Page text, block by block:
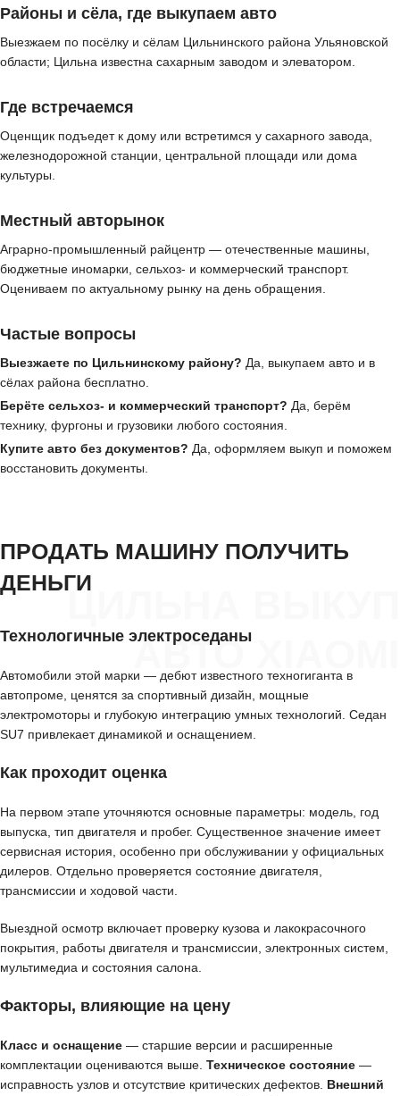
Районы и сёла, где выкупаем авто
Выезжаем по посёлку и сёлам Цильнинского района Ульяновской
области; Цильна известна сахарным заводом и элеватором.
Где встречаемся
Оценщик подъедет к дому или встретимся у сахарного завода,
железнодорожной станции, центральной площади или дома
культуры.
Местный авторынок
Аграрно-промышленный райцентр — отечественные машины,
бюджетные иномарки, сельхоз- и коммерческий транспорт.
Оцениваем по актуальному рынку на день обращения.
Частые вопросы
Выезжаете по Цильнинскому району? Да, выкупаем авто и в
сёлах района бесплатно.
Берёте сельхоз- и коммерческий транспорт? Да, берём
технику, фургоны и грузовики любого состояния.
Купите авто без документов? Да, оформляем выкуп и поможем
восстановить документы.
ЦИЛЬНА ВЫКУП
АВТО XIAOMI
ПРОДАТЬ МАШИНУ ПОЛУЧИТЬ
ДЕНЬГИ
Технологичные электроседаны
Автомобили этой марки — дебют известного техногиганта в
автопроме, ценятся за спортивный дизайн, мощные
электромоторы и глубокую интеграцию умных технологий. Седан
SU7 привлекает динамикой и оснащением.
Как проходит оценка
На первом этапе уточняются основные параметры: модель, год
выпуска, тип двигателя и пробег. Существенное значение имеет
сервисная история, особенно при обслуживании у официальных
дилеров. Отдельно проверяется состояние двигателя,
трансмиссии и ходовой части.
Выездной осмотр включает проверку кузова и лакокрасочного
покрытия, работы двигателя и трансмиссии, электронных систем,
мультимедиа и состояния салона.
Факторы, влияющие на цену
Класс и оснащение — старшие версии и расширенные
комплектации оцениваются выше. Техническое состояние —
исправность узлов и отсутствие критических дефектов. Внешний